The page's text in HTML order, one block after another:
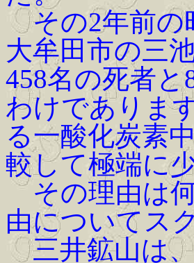
その2年前の
大牟田市の三
458名の死者
わけでありま
る一酸化炭素
較して極端に
その理由は
由についてス
三井鉱山は、